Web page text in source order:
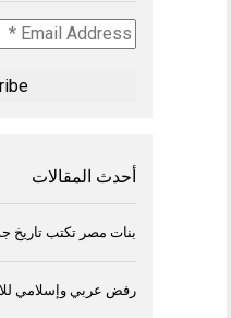
Email
Address
أحدث المقالات
بنات مصر تكتب تاريخ
رفض عربي وإسلامي